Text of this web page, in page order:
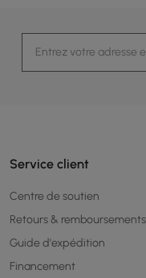
Service client
Centre de soutien
Retours & remboursements
Guide d'expédition
Financement